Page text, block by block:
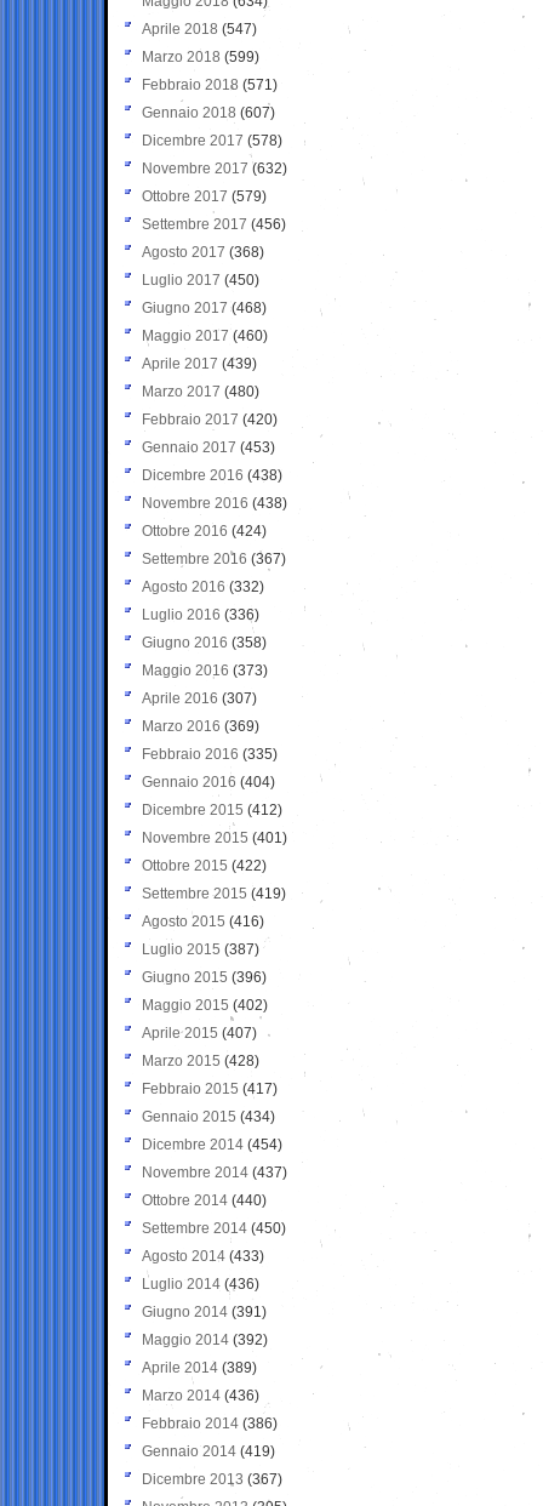
Aprile 2018 (547)
Marzo 2018 (599)
Febbraio 2018 (571)
Gennaio 2018 (607)
Dicembre 2017 (578)
Novembre 2017 (632)
Ottobre 2017 (579)
Settembre 2017 (456)
Agosto 2017 (368)
Luglio 2017 (450)
Giugno 2017 (468)
Maggio 2017 (460)
Aprile 2017 (439)
Marzo 2017 (480)
Febbraio 2017 (420)
Gennaio 2017 (453)
Dicembre 2016 (438)
Novembre 2016 (438)
Ottobre 2016 (424)
Settembre 2016 (367)
Agosto 2016 (332)
Luglio 2016 (336)
Giugno 2016 (358)
Maggio 2016 (373)
Aprile 2016 (307)
Marzo 2016 (369)
Febbraio 2016 (335)
Gennaio 2016 (404)
Dicembre 2015 (412)
Novembre 2015 (401)
Ottobre 2015 (422)
Settembre 2015 (419)
Agosto 2015 (416)
Luglio 2015 (387)
Giugno 2015 (396)
Maggio 2015 (402)
Aprile 2015 (407)
Marzo 2015 (428)
Febbraio 2015 (417)
Gennaio 2015 (434)
Dicembre 2014 (454)
Novembre 2014 (437)
Ottobre 2014 (440)
Settembre 2014 (450)
Agosto 2014 (433)
Luglio 2014 (436)
Giugno 2014 (391)
Maggio 2014 (392)
Aprile 2014 (389)
Marzo 2014 (436)
Febbraio 2014 (386)
Gennaio 2014 (419)
Dicembre 2013 (367)